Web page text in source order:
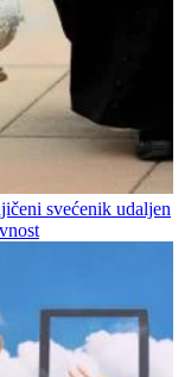
svećenik udaljen